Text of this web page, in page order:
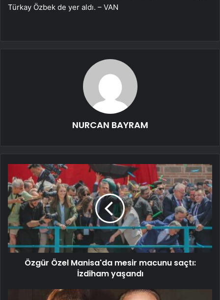
Türkay Özbek de yer aldı. – VAN
NURCAN BAYRAM
Özgür Özel Manisa'da mesir macunu saçtı:
İzdiham yaşandı